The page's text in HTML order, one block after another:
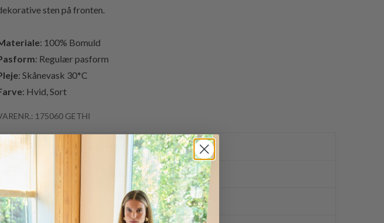
sten på fronten.
: 100% Bomuld
: Regulær pasform
: Skånevask 30*C
: Hvid, Sort
175060 GETHI
Gratis fragt til pakkeshop ved køb over 400,-
Byt/Returnér i vores butikker
Levering 1-3 dage